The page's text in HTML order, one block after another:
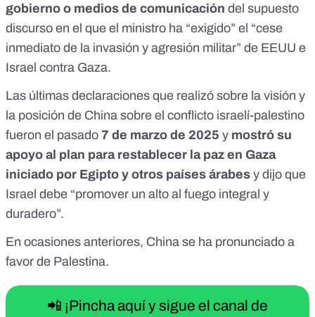
gobierno o medios de comunicación del supuesto
discurso en el que el ministro ha “exigido” el “cese
inmediato de la invasión y agresión militar” de EEUU e
Israel contra Gaza.
Las últimas declaraciones que realizó sobre la visión y
la posición de China sobre el conflicto israelí-palestino
fueron el pasado 7 de marzo de 2025 y mostró su
apoyo al plan para restablecer la paz en Gaza
iniciado por Egipto y otros países árabes y dijo que
Israel debe “promover un alto al fuego integral y
duradero”.
En ocasiones anteriores, China se ha pronunciado a
favor de Palestina.
📲 ¡Pincha aquí y sigue el canal de